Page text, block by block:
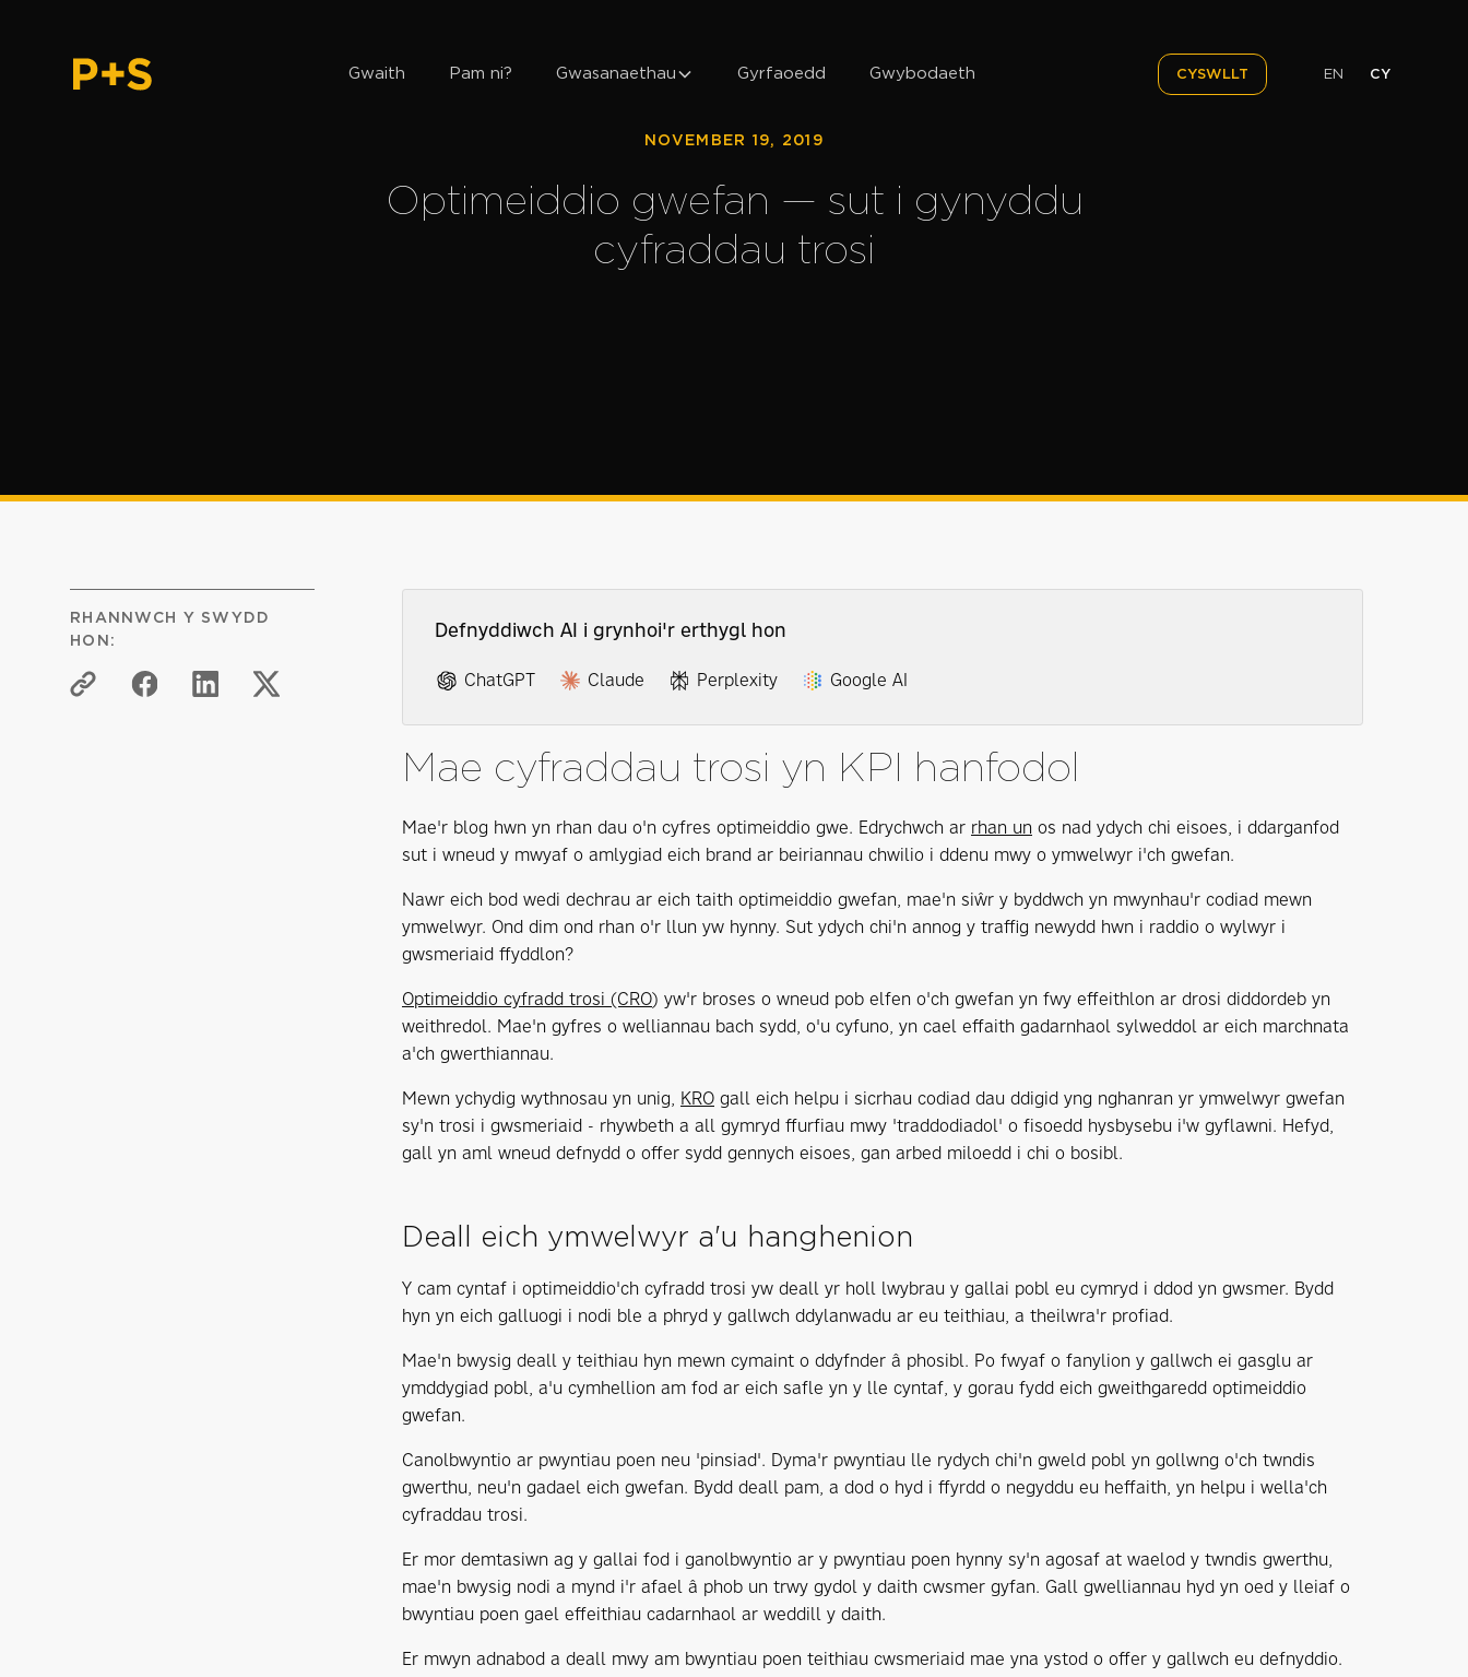
Gwaith Pam ni? Gwasanaethau Gyrfaoedd Gwybodaeth CYSWLLT EN CY
NOVEMBER 19, 2019
Optimeiddio gwefan — sut i gynyddu
cyfraddau trosi
RHANNWCH Y SWYDD
HON:
Defnyddiwch AI i grynhoi'r erthygl hon
ChatGPT Claude Perplexity Google AI
Mae cyfraddau trosi yn KPI hanfodol
Mae'r blog hwn yn rhan dau o'n cyfres optimeiddio gwe. Edrychwch ar rhan un os nad ydych chi eisoes, i ddarganfod
sut i wneud y mwyaf o amlygiad eich brand ar beiriannau chwilio i ddenu mwy o ymwelwyr i'ch gwefan.
Nawr eich bod wedi dechrau ar eich taith optimeiddio gwefan, mae'n siŵr y byddwch yn mwynhau'r codiad mewn
ymwelwyr. Ond dim ond rhan o'r llun yw hynny. Sut ydych chi'n annog y traffig newydd hwn i raddio o wylwyr i
gwsmeriaid ffyddlon?
Optimeiddio cyfradd trosi (CRO) yw'r broses o wneud pob elfen o'ch gwefan yn fwy effeithlon ar drosi diddordeb yn
weithredol. Mae'n gyfres o welliannau bach sydd, o'u cyfuno, yn cael effaith gadarnhaol sylweddol ar eich marchnata
a'ch gwerthiannau.
Mewn ychydig wythnosau yn unig, KRO gall eich helpu i sicrhau codiad dau ddigid yng nghanran yr ymwelwyr gwefan
sy'n trosi i gwsmeriaid - rhywbeth a all gymryd ffurfiau mwy 'traddodiadol' o fisoedd hysbysebu i'w gyflawni. Hefyd,
gall yn aml wneud defnydd o offer sydd gennych eisoes, gan arbed miloedd i chi o bosibl.
Deall eich ymwelwyr a'u hanghenion
Y cam cyntaf i optimeiddio'ch cyfradd trosi yw deall yr holl lwybrau y gallai pobl eu cymryd i ddod yn gwsmer. Bydd
hyn yn eich galluogi i nodi ble a phryd y gallwch ddylanwadu ar eu teithiau, a theilwra'r profiad.
Mae'n bwysig deall y teithiau hyn mewn cymaint o ddyfnder â phosibl. Po fwyaf o fanylion y gallwch ei gasglu ar
ymddygiad pobl, a'u cymhellion am fod ar eich safle yn y lle cyntaf, y gorau fydd eich gweithgaredd optimeiddio
gwefan.
Canolbwyntio ar pwyntiau poen neu 'pinsiad'. Dyma'r pwyntiau lle rydych chi'n gweld pobl yn gollwng o'ch twndis
gwerthu, neu'n gadael eich gwefan. Bydd deall pam, a dod o hyd i ffyrdd o negyddu eu heffaith, yn helpu i wella'ch
cyfraddau trosi.
Er mor demtasiwn ag y gallai fod i ganolbwyntio ar y pwyntiau poen hynny sy'n agosaf at waelod y twndis gwerthu,
mae'n bwysig nodi a mynd i'r afael â phob un trwy gydol y daith cwsmer gyfan. Gall gwelliannau hyd yn oed y lleiaf o
bwyntiau poen gael effeithiau cadarnhaol ar weddill y daith.
Er mwyn adnabod a deall mwy am bwyntiau poen teithiau cwsmeriaid mae yna ystod o offer y gallwch eu defnyddio.